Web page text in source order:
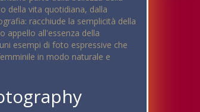
della vita quotidiana, dalla
racchiude la semplicità della
appello all'essenza della
esempi di foto espressive che
in modo naturale e